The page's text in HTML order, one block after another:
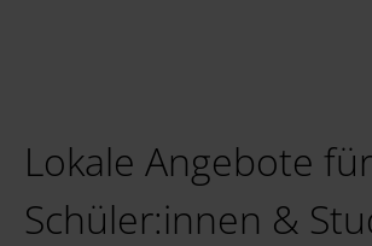
Lokale Angebote für
Schüler:innen &